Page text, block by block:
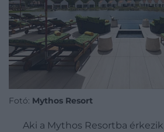
Fotó: Mythos Resort
Aki a Mythos Resortba